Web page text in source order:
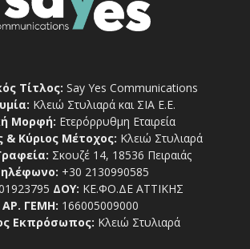
Τίτλος: Say Yes Communications
Κλειώ Στυλιαρά και ΣΙΑ Ε.Ε.
Μορφή: Ετερόρρυθμη Εταιρεία
& Κύριος Μέτοχος: Κλειώ Στυλιαρά
Σκουζέ 14, 18536 Πειραιάς
+30 2130990585
ΔΟΥ: ΚΕ.ΦΟ.ΔΕ ΑΤΤΙΚΗΣ
ΑΡ. ΓΕΜΗ: 166005009000
Εκπρόσωπος: Κλειώ Στυλιαρά